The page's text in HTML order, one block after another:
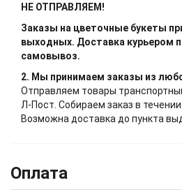
НЕ ОТПРАВЛЯЕМ!
Заказы на цветочные букеты
выходных. Доставка курьером
самовывоз.
2. Мы принимаем заказы из
Отправляем товары
Л-Пост. Собираем заказ в
Возможна доставка до пункта
Оплата